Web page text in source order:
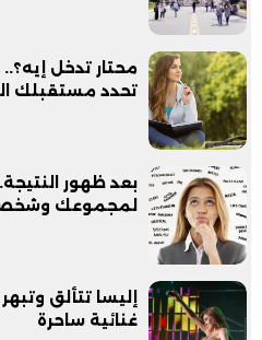
محتار تدخل
تحدد مستقبلك
بعد ظهور
لمجموعك
إليسا تتألق
غنائية ساحرة